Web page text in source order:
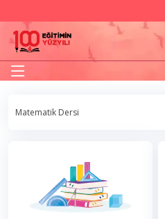
Matematik Dersi